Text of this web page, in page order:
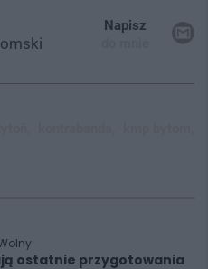
Napisz
ostatnie przygotowania